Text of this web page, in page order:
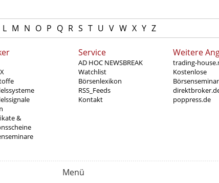
L M N O P Q R S T U V W X Y Z
&
Service
AD HOC NEWSBREAK
Watchlist
Börsenlexikon
RSS_Feeds
Kontakt
Weitere
trading-
Kostenlose
poppress.de
Menü